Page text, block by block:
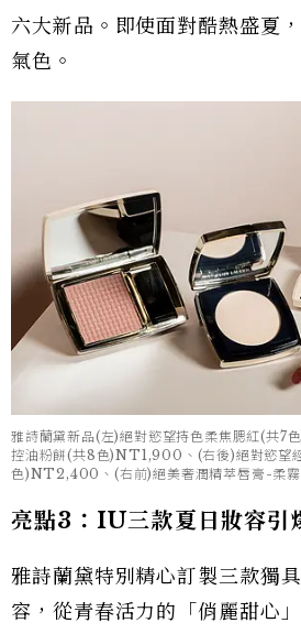
六大新品。即使面對酷熱盛夏
氣色。
雅詩蘭黛新品(左)絕對慾望持色柔焦腮紅(共7
控油粉餅(共8色)NT1,900、(右後)絕對慾望
色)NT2,400、(右前)絕美奢潤精萃唇膏-柔
亮點3：IU三款夏日妝容引
雅詩蘭黛特別精心訂製三款獨
容，從青春活力的「俏麗甜心